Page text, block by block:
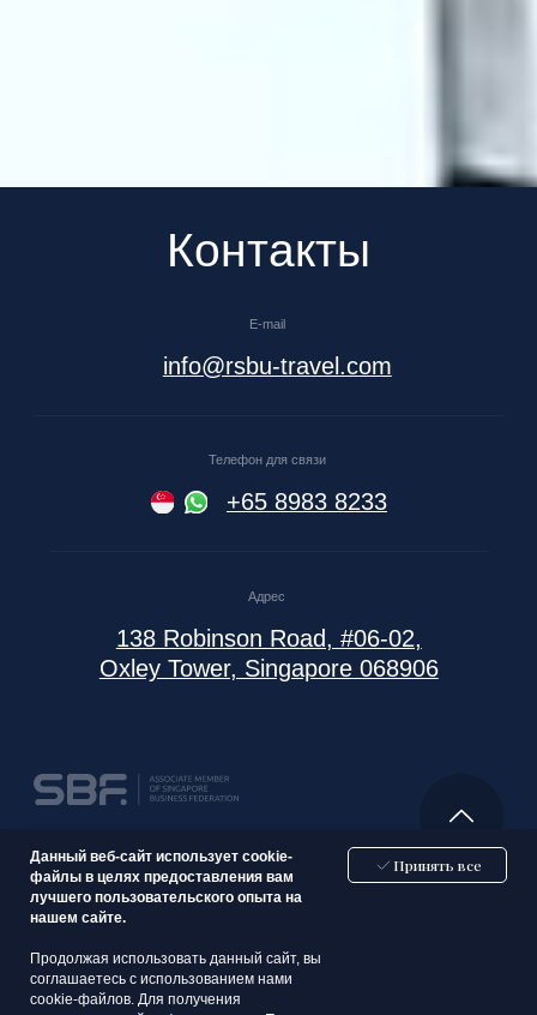
Данный веб-сайт использует cookie-
файлы в целях предоставления вам
лучшего пользовательского опыта на
нашем сайте.
Продолжая использовать данный сайт, вы
соглашаетесь с использованием нами
cookie-файлов. Для получения
Принять все